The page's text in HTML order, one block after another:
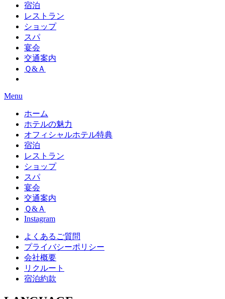
宿泊
レストラン
ショップ
スパ
宴会
交通案内
Ｑ&Ａ
Menu
ホーム
ホテルの魅力
オフィシャルホテル特典
宿泊
レストラン
ショップ
スパ
宴会
交通案内
Ｑ&Ａ
Instagram
よくあるご質問
プライバシーポリシー
会社概要
リクルート
宿泊約款